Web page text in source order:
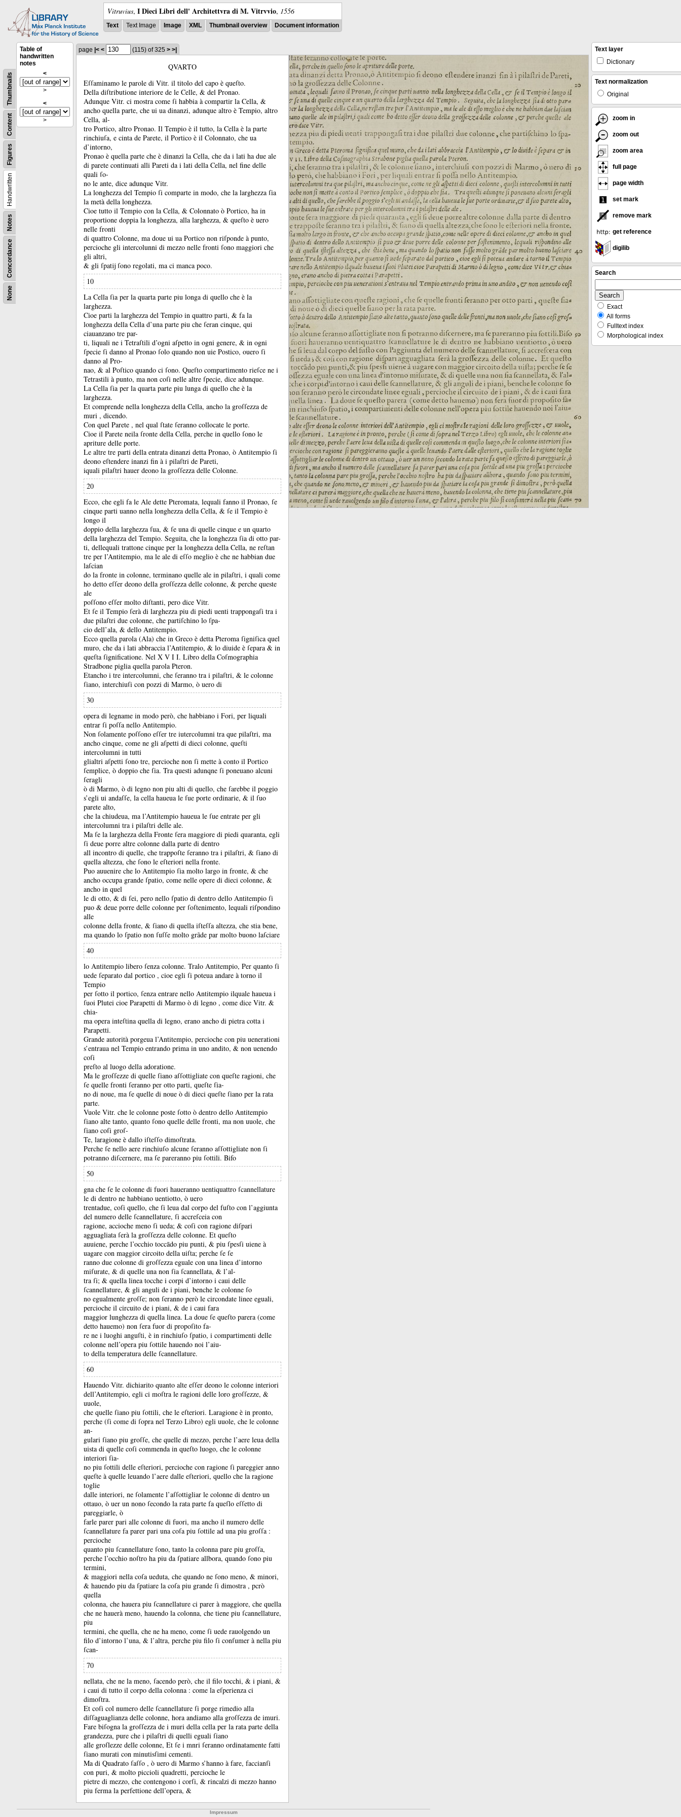
Vitruvius, I Dieci Libri dell' Architettvra di M. Vitrvvio, 1556
Text Text Image Image XML Thumbnail overview Document information
None
Concordance
Notes
Handwritten
Figures
Content
Thumbnails
Table of
handwritten
notes
<
>
<
>
page |< < (115) of 325 > >|
QVARTO
Eſſaminamo le parole di Vitr. il titolo del capo è queſto.
Della diſtributione interiore de le Celle, & del Pronao.
Adunque Vitr. ci mostra come ſi habbia à compartir la Cella, &
ancho quella parte, che ui ua dinanzi, adunque altro è Tempio, altro
Cella, al-
tro Portico, altro Pronao. Il Tempio è il tutto, la Cella è la parte
rinchiuſa, e cinta de Parete, il Portico è il Colonnato, che ua
d’intorno,
Pronao è quella parte che è dinanzi la Cella, che da i lati ha due ale
di parete continuati alli Pareti da i lati della Cella, nel fine delle
quali ſo-
no le ante, dice adunque Vitr.
La longhezza del Tempio ſi comparte in modo, che la larghezza ſia
la metà della longhezza.
Cioe tutto il Tempio con la Cella, & Colonnato ò Portico, ha in
proportione doppia la longhezza, alla larghezza, & queſto è uero
nelle fronti
di quattro Colonne, ma doue ui ua Portico non riſponde à punto,
percioche gli intercolunni di mezzo nelle fronti ſono maggiori che
gli altri,
& gli ſpatĳ ſono regolati, ma ci manca poco.
10
La Cella ſia per la quarta parte piu longa di quello che è la
larghezza.
Cioe parti la larghezza del Tempio in quattro parti, & fa la
longhezza della Cella d’una parte piu che ſeran cinque, qui
ciauanzano tre par-
ti, liquali ne i Tetraſtili d’ogni aſpetto in ogni genere, & in ogni
ſpecie ſi danno al Pronao ſolo quando non uie Postico, ouero ſi
danno al Pro-
nao, & al Poſtico quando ci ſono. Queſto compartimento rieſce ne i
Tetrastili à punto, ma non coſi nelle altre ſpecie, dice adunque.
La Cella ſia per la quarta parte piu lunga di quello che è la
larghezza.
Et comprende nella longhezza della Cella, ancho la groſſezza de
muri , dicendo.
Con quel Parete , nel qual ſtate ſeranno collocate le porte.
Cioe il Parete neila ſronte della Cella, perche in quello ſono le
apriture delle porte.
Le altre tre parti della entrata dinanzi detta Pronao, ò Antitempio ſi
deono eſtendere inanzi fin à i pilaſtri de Pareti,
iquali pilaſtri hauer deono la groſſezza delle Colonne.
20
Ecco, che egli fa le Ale dette Pteromata, lequali fanno il Pronao, ſe
cinque parti uanno nella longhezza della Cella, & ſe il Tempio è
longo il
doppio della larghezza ſua, & ſe una di quelle cinque e un quarto
della larghezza del Tempio. Seguita, che la longhezza ſia di otto par-
ti, dellequali trattone cinque per la longhezza della Cella, ne reſtan
tre per l’Antitempio, ma le ale di eſſo meglio è che ne habbian due
laſcian
do la fronte in colonne, terminano quelle ale in pilaſtri, i quali come
ho detto eſſer deono della groſſezza delle colonne, & perche queste
ale
poſſono eſſer molto diſtanti, pero dice Vitr.
Et ſe il Tempio ſerà di larghezza piu di piedi uenti trappongaſi tra i
due pilaſtri due colonne, che partiſchino lo ſpa-
cio dell’ala, & dello Antitempio.
Ecco quella parola (Ala) che in Greco è detta Pteroma ſigniſica quel
muro, che da i lati abbraccia l’Antitempio, & lo diuide è ſepara & in
queſta ſignificatione. Nel X V I I. Libro della Coſmographia
Stradbone piglia quella parola Pteron.
Etancho i tre intercolumni, che ſeranno tra i pilaſtri, & le colonne
ſiano, interchiuſi con pozzi di Marmo, ò uero di
30
opera di legname in modo però, che habbiano i Fori, per liquali
entrar ſi poſſa nello Antitempio.
Non ſolamente poſſono eſſer tre iutercolumni tra que pilaſtri, ma
ancho cinque, come ne gli aſpetti di dieci colonne, queſti
intercolumni in tutti
glialtri aſpetti ſono tre, percioche non ſi mette à conto il Portico
ſemplice, ò doppio che ſia. Tra questi adunqne ſi poneuano alcuni
ſeragli
ò di Marmo, ò di legno non piu alti di quello, che ſarebbe il poggio
s’egli ui andaſſe, la cella haueua le ſue porte ordinarie, & il ſuo
parete alto,
che la chiudeua, ma l’Antitempio haueua le ſue entrate per gli
intercolumni tra i pilaſtri delle ale.
Ma ſe la larghezza della Fronte ſera maggiore di piedi quaranta, egli
ſi deue porre altre colonne dalla parte di dentro
all incontro di quelle, che trappoſte ſeranno tra i pilaſtri, & ſiano di
quella altezza, che ſono le eſteriori nella fronte.
Puo auuenire che lo Antitempio ſia molto largo in fronte, & che
ancho occupa grande ſpatio, come nelle opere di dieci colonne, &
ancho in quel
le di otto, & di ſei, pero nello ſpatio di dentro dello Antitempio ſi
puo & deue porre delle colonne per ſoſtenimento, lequali riſpondino
alle
colonne della fronte, & ſiano di quella iſteſſa altezza, che stia bene,
ma quando lo ſpatio non ſuſſe molto grãde par molto buono laſciare
40
lo Antitempio libero ſenza colonne. Tralo Antitempio, Per quanto ſi
uede ſeparato dal portico , cioe egli ſi poteua andare à torno il
Tempio
per ſotto il portico, ſenza entrare nello Antitempio ilquale haueua i
ſuoi Plutei cioe Parapetti di Marmo ò di legno , come dice Vitr. &
chia-
ma opera inteſtina quella di legno, erano ancho di pietra cotta i
Parapetti.
Grande autorità porgeua l’Antitempio, percioche con piu uenerationi
s’entraua nel Tempio entrando prima in uno andito, & non uenendo
coſi
preſto al luogo della adoratione.
Ma le groſſezze di quelle ſiano aſſottigliate con queſte ragioni, che
ſe quelle fronti ſeranno per otto parti, queſte ſia-
no di noue, ma ſe quelle di noue ò di dieci queſte ſiano per la rata
parte.
Vuole Vitr. che le colonne poste ſotto ò dentro dello Antitempio
ſiano alte tanto, quanto ſono quelle delle fronti, ma non uuole, che
ſiano coſi groſ-
Te, laragione è dallo iſteſſo dimoſtrata.
Perche ſe nello aere rinchiuſo alcune ſeranno aſſottigliate non ſi
potranno diſcernere, ma ſe pareranno piu ſottili. Bifo
50
gna che ſe le colonne di fuori haueranno uentiquattro ſcannellature
le di dentro ne habbiano uentiotto, ò uero
trentadue, coſi quello, che ſi leua dal corpo del fuſto con l’aggiunta
del numero delle ſcannellature, ſi accreſceia con
ragione, accioche meno ſi ueda; & coſi con ragione diſpari
agguagliata ſerà la groſſezza delle colonne. Et queſto
auuiene, perche l’occhio toccādo piu punti, & piu ſpesſi uiene à
uagare con maggior circoito della uiſta; perche ſe ſe
ranno due colonne di groſſezza eguale con una linea d’intorno
miſurate, & di quelle una non ſia ſcannellata, & l’al-
tra ſi; & quella linea tocche i corpi d’intorno i caui delle
ſcannellature, & gli anguli de i piani, benche le colonne ſo
no egualmente groſſe; non ſeranno però le circondate linee eguali,
percioche il circuito de i piani, & de i caui fara
maggior lunghezza di quella linea. La doue ſe queſto parera (come
detto hauemo) non ſera fuor di propoſito fa-
re ne i luoghi anguſti, è in rinchiuſo ſpatio, i compartimenti delle
colonne nell’opera piu ſottile hauendo noi l’aiu-
to della temperatura delle ſcannellature.
60
Hauendo Vitr. dichiarito quanto alte eſſer deono le colonne interiori
dell’Antitempio, egli ci moſtra le ragioni delle loro groſſezze, &
uuole,
che quelle ſiano piu ſottili, che le eſteriori. Laragione è in pronto,
perche (ſi come di ſopra nel Terzo Libro) egli uuole, che le colonne
an-
gulari ſiano piu groſſe, che quelle di mezzo, perche l’aere leua della
uista di quelle coſi commenda in queſto luogo, che le colonne
interiori ſia-
no piu ſottili delle eſteriori, percioche con ragione ſi pareggier anno
queſte à quelle leuando l’aere dalle eſteriori, quello che la ragione
toglie
dalle interiori, ne ſolamente l’aſſottigliar le colonne di dentro un
ottauo, ò uer un nono ſecondo la rata parte fa queſlo eſſetto di
pareggiarle, ò
farle parer pari alle colonne di fuori, ma ancho il numero delle
ſcannellature fa parer pari una coſa piu ſottile ad una piu groſſa :
percioche
quanto piu ſcannellature ſono, tanto la colonna pare piu groſſa,
perche l’occhio noſtro ha piu da ſpatiare allbora, quando ſono piu
termini,
& maggiori nella coſa ueduta, che quando ne ſono meno, & minori,
& hauendo piu da ſpatiare la coſa piu grande ſi dimostra , pcrò
quella
colonna, che hauera piu ſcannellature ci parer à maggiore, che quella
che ne hauerà meno, hauendo la colonna, che tiene piu ſcannellature,
piu
termini, che quella, che ne ha meno, come ſi uede rauolgendo un
filo d’intorno l’una, & l’altra, perche piu filo ſi conſumer à nella piu
ſcan-
70
nellata, che ne la meno, ſacendo però, che il filo tocchi, & i piani, &
i caui di tutto il corpo della colonna : come la eſperienza ci
dimoſtra.
Et coſi col numero delle ſcannellature ſi porge rimedio alla
diſſaguaglianza delle colonne, hora andiamo alla groſſezza de imuri.
Fare biſogna la groſſezza de i muri della cella per la rata parte della
grandezza, pure che i pilaſtri di quelli eguali ſiano
alle groſlezze delle colonne, Et ſe i mnri ſeranno ordinatamente fatti
ſiano murati con minutisſimi cementi.
Ma di Quadrato ſaſſo , ò uero di Marmo s’hanno à fare, faccianſi
con puri, & molto piccioli quadretti, percioche le
pietre di mezzo, che contengono i corſi, & rincalzi di mezzo hanno
piu ferma la perfettione dell’opera, &
Text layer
Dictionary
Text normalization
Original
zoom in
zoom out
zoom area
full page
page width
set mark
remove mark
get reference
digilib
Search
Exact
All forms
Fulltext index
Morphological index
Impressum